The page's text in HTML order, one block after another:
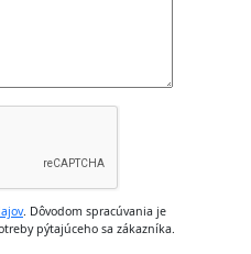
. Dôvodom spracúvania je
pýtajúceho sa zákazníka.